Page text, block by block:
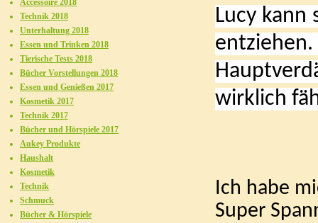
Lucy
wirklich
Ich habe
Super
Accessoire 2018
Technik 2018
Unterhaltung 2018
Essen und Trinken 2018
Tierische Tests 2018
Bücher Vorstellungen 2018
Essen und Genießen 2017
Kosmetik 2017
Technik 2017
Bücher und Hörspiele 2017
Aukey Produkte
Haushalt
Kosmetik
Technik
Schmuck
Bücher & Hörspiele